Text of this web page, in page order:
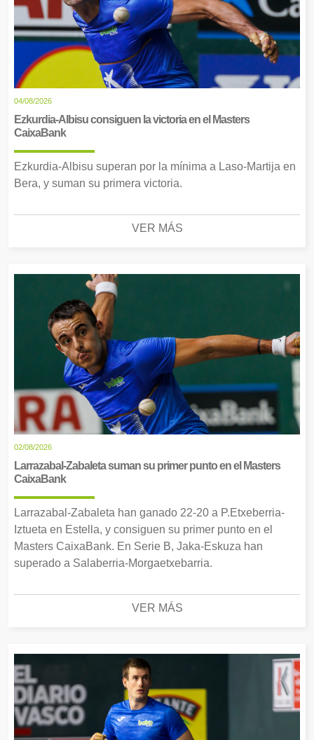
04/08/2026
Ezkurdia-Albisu consiguen la victoria en el Masters
CaixaBank
Ezkurdia-Albisu superan por la mínima a Laso-Martija en
Bera, y suman su primera victoria.
VER MÁS
02/08/2026
Larrazabal-Zabaleta suman su primer punto en el Masters
CaixaBank
Larrazabal-Zabaleta han ganado 22-20 a P.Etxeberria-
Iztueta en Estella, y consiguen su primer punto en el
Masters CaixaBank. En Serie B, Jaka-Eskuza han
superado a Salaberria-Morgaetxebarria.
VER MÁS